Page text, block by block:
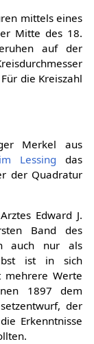
mittels eines
Mitte des 18.
auf der
die Kreiszahl
Merkel aus
Lessing das
der Quadratur
Edward J.
Band des
auch nur als
ist in sich
mehrere Werte
1897 dem
der
Erkenntnisse